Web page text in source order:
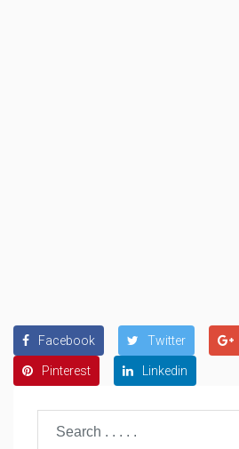
Facebook Twitter
Pinterest Linkedin